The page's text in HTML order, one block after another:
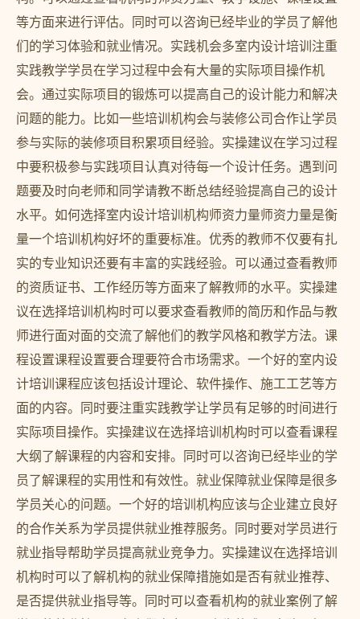
等方面来进行评估。同时可以咨询已经毕业的学员了解他
们的学习体验和就业情况。实践机会多室内设计培训注重
实践教学学员在学习过程中会有大量的实际项目操作机
会。通过实际项目的锻炼可以提高自己的设计能力和解决
问题的能力。比如一些培训机构会与装修公司合作让学员
参与实际的装修项目积累项目经验。实操建议在学习过程
中要积极参与实践项目认真对待每一个设计任务。遇到问
题要及时向老师和同学请教不断总结经验提高自己的设计
水平。如何选择室内设计培训机构师资力量师资力量是衡
量一个培训机构好坏的重要标准。优秀的教师不仅要有扎
实的专业知识还要有丰富的实践经验。可以通过查看教师
的资质证书、工作经历等方面来了解教师的水平。实操建
议在选择培训机构时可以要求查看教师的简历和作品与教
师进行面对面的交流了解他们的教学风格和教学方法。课
程设置课程设置要合理要符合市场需求。一个好的室内设
计培训课程应该包括设计理论、软件操作、施工工艺等方
面的内容。同时要注重实践教学让学员有足够的时间进行
实际项目操作。实操建议在选择培训机构时可以查看课程
大纲了解课程的内容和安排。同时可以咨询已经毕业的学
员了解课程的实用性和有效性。就业保障就业保障是很多
学员关心的问题。一个好的培训机构应该与企业建立良好
的合作关系为学员提供就业推荐服务。同时要对学员进行
就业指导帮助学员提高就业竞争力。实操建议在选择培训
机构时可以了解机构的就业保障措施如是否有就业推荐、
是否提供就业指导等。同时可以查看机构的就业案例了解